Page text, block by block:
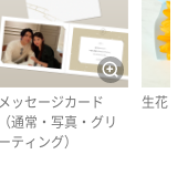
メッセージカード
（通常・写真・グリ
ーティング）
生花